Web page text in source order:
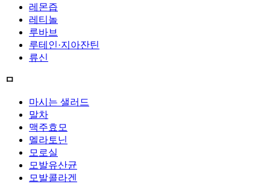
레몬즙
레티놀
루바브
루테인·지아잔틴
류신
ㅁ
마시는 샐러드
말차
맥주효모
멜라토닌
모로실
모발유산균
모발콜라겐